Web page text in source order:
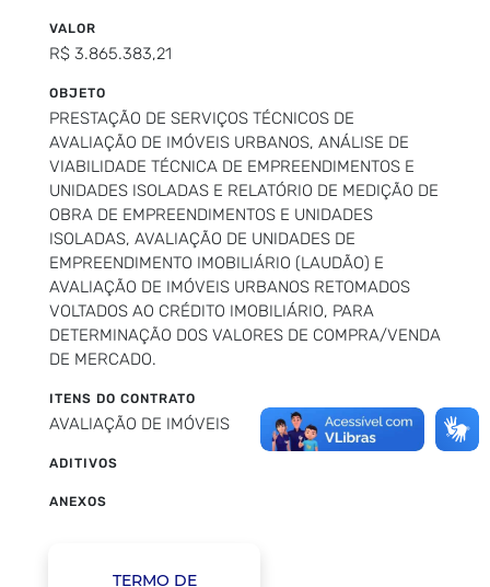
VALOR
R$ 3.865.383,21
OBJETO
PRESTAÇÃO DE SERVIÇOS TÉCNICOS DE
AVALIAÇÃO DE IMÓVEIS URBANOS, ANÁLISE DE
VIABILIDADE TÉCNICA DE EMPREENDIMENTOS E
UNIDADES ISOLADAS E RELATÓRIO DE MEDIÇÃO DE
OBRA DE EMPREENDIMENTOS E UNIDADES
ISOLADAS, AVALIAÇÃO DE UNIDADES DE
EMPREENDIMENTO IMOBILIÁRIO (LAUDÃO) E
AVALIAÇÃO DE IMÓVEIS URBANOS RETOMADOS
VOLTADOS AO CRÉDITO IMOBILIÁRIO, PARA
DETERMINAÇÃO DOS VALORES DE COMPRA/VENDA
DE MERCADO.
ITENS DO CONTRATO
AVALIAÇÃO DE IMÓVEIS
ADITIVOS
ANEXOS
TERMO DE